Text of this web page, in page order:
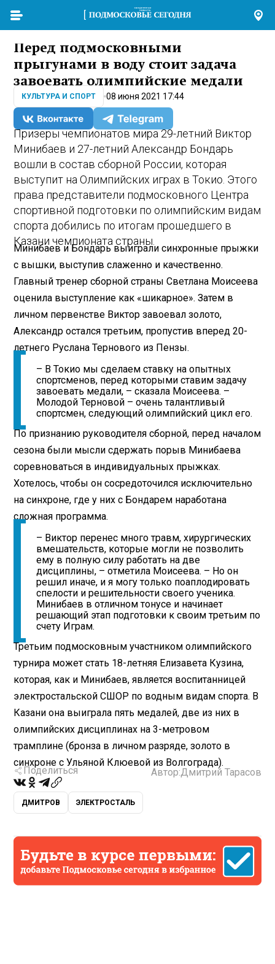
Перед подмосковными
прыгунами в воду стоит задача
завоевать олимпийские медали
КУЛЬТУРА И СПОРТ 08 июня 2021 17:44
Призеры чемпионатов мира 29-летний Виктор
Минибаев и 27-летний Александр Бондарь
вошли в состав сборной России, которая
выступит на Олимпийских играх в Токио. Этого
права представители подмосковного Центра
спортивной подготовки по олимпийским видам
спорта добились по итогам прошедшего в
Казани чемпионата страны.
Минибаев и Бондарь вы­играли синхронные прыжки
с вышки, выступив слаженно и качественно.
Главный тренер сборной страны Светлана Моисеева
оценила выступление как «шикарное». Затем в
личном первенстве Виктор завоевал золото,
Александр остался третьим, пропустив вперед 20-
летнего Руслана Тернового из Пензы.
– В Токио мы сделаем ставку на опытных
спортсменов, перед которыми ставим задачу
завоевать медали, – сказала Моисеева. –
Молодой Терновой – очень талантливый
спортсмен, следующий олимпийский цикл его.
По признанию руководителя сборной, перед началом
сезона были мысли сдержать порыв Минибаева
соревноваться в индивидуальных прыжках.
Хотелось, чтобы он сосредоточился исключительно
на синхроне, где у них с Бондарем наработана
сложная программа.
– Виктор перенес много травм, хирургических
вмешательств, которые могли не позволить
ему в полную силу работать на две
дисциплины, – отметила Моисеева. – Но он
решил иначе, и я могу только поаплодировать
спелости и решительности своего ученика.
Минибаев в отличном тонусе и начинает
решающий этап подготовки к своим третьим по
счету Играм.
Третьим подмосковным участником олимпийского
турнира может стать 18-летняя Елизавета Кузина,
которая, как и Минибаев, является воспитанницей
электростальской СШОР по водным видам спорта. В
Казани она выиграла пять медалей, две из них в
олимпийских дисциплинах на 3-метровом
трамплине (бронза в личном разряде, золото в
синхроне с Ульяной Клюевой из Волгограда).
Поделиться Автор:Дмитрий Тарасов
ДМИТРОВ ЭЛЕКТРОСТАЛЬ